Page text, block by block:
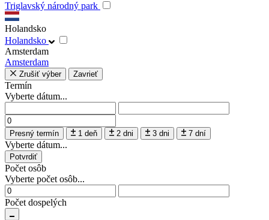
Triglavský národný park
Holandsko
Holandsko
Amsterdam
Amsterdam
Zrušiť výber Zavrieť
Termín
Vyberte dátum...
Presný termín 1 deň 2 dni 3 dni 7 dní
Vyberte dátum...
Potvrdiť
Počet osôb
Vyberte počet osôb...
Počet dospelých